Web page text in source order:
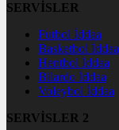
SERVİSLER
Futbol İddaa
Basketbol İddaa
Hentbol İddaa
Bilardo İddaa
Voleybol İddaa
SERVİSLER 2